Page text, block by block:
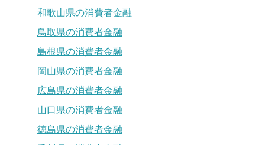
和歌山県の消費者金融
鳥取県の消費者金融
島根県の消費者金融
岡山県の消費者金融
広島県の消費者金融
山口県の消費者金融
徳島県の消費者金融